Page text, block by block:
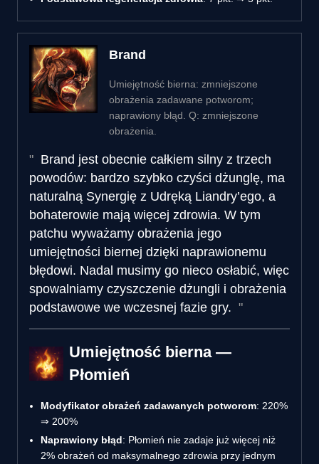
Brand
Umiejętność bierna: zmniejszone
obrażenia zadawane potworom;
naprawiony błąd. Q: zmniejszone
obrażenia.
Brand jest obecnie całkiem silny z trzech
powodów: bardzo szybko czyści dżunglę, ma
naturalną Synergię z Udręką Liandry’ego, a
bohaterowie mają więcej zdrowia. W tym
patchu wyważamy obrażenia jego
umiejętności biernej dzięki naprawionemu
błędowi. Nadal musimy go nieco osłabić, więc
spowalniamy czyszczenie dżungli i obrażenia
podstawowe we wczesnej fazie gry.
Umiejętność bierna —
Płomień
Modyfikator obrażeń zadawanych potworom: 220%
⇒ 200%
Naprawiony błąd: Płomień nie zadaje już więcej niż
2% obrażeń od maksymalnego zdrowia przy jednym